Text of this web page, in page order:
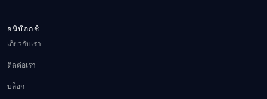
อนิบ๊อกช์
เกี่ยวกับเรา
ติดต่อเรา
บล็อก